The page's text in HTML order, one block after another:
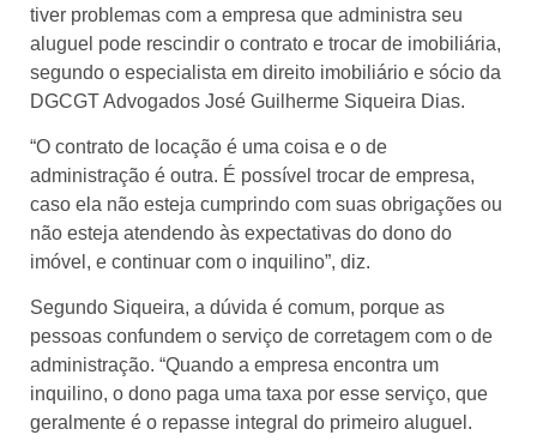
tiver problemas com a empresa que administra seu
aluguel pode rescindir o contrato e trocar de imobiliária,
segundo o especialista em direito imobiliário e sócio da
DGCGT Advogados José Guilherme Siqueira Dias.
“O contrato de locação é uma coisa e o de
administração é outra. É possível trocar de empresa,
caso ela não esteja cumprindo com suas obrigações ou
não esteja atendendo às expectativas do dono do
imóvel, e continuar com o inquilino”, diz.
Segundo Siqueira, a dúvida é comum, porque as
pessoas confundem o serviço de corretagem com o de
administração. “Quando a empresa encontra um
inquilino, o dono paga uma taxa por esse serviço, que
geralmente é o repasse integral do primeiro aluguel.